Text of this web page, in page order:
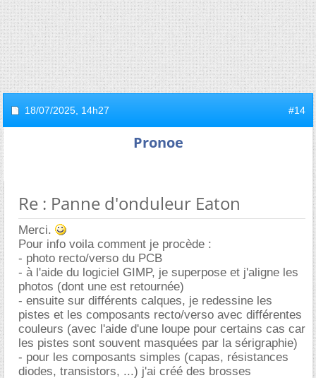
18/07/2025, 14h27 #14
Pronoe
Re : Panne d'onduleur Eaton
Merci.
Pour info voila comment je procède :
- photo recto/verso du PCB
- à l'aide du logiciel GIMP, je superpose et j'aligne les
photos (dont une est retournée)
- ensuite sur différents calques, je redessine les
pistes et les composants recto/verso avec différentes
couleurs (avec l'aide d'une loupe pour certains cas car
les pistes sont souvent masquées par la sérigraphie)
- pour les composants simples (capas, résistances
diodes, transistors, ...) j'ai créé des brosses